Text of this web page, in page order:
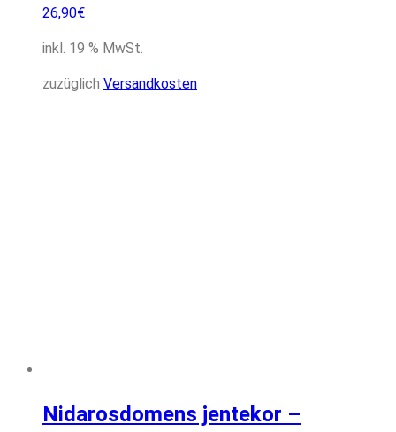
26,90€
inkl. 19 % MwSt.
zuzüglich Versandkosten
Nidarosdomens jentekor –